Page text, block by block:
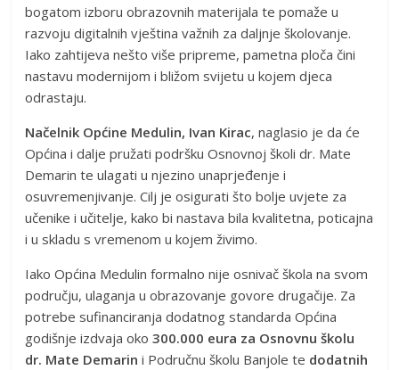
bogatom izboru obrazovnih materijala te pomaže u
razvoju digitalnih vještina važnih za daljnje školovanje.
Iako zahtijeva nešto više pripreme, pametna ploča čini
nastavu modernijom i bližom svijetu u kojem djeca
odrastaju.
Načelnik Općine Medulin, Ivan Kirac, naglasio je da će
Općina i dalje pružati podršku Osnovnoj školi dr. Mate
Demarin te ulagati u njezino unaprjeđenje i
osuvremenjivanje. Cilj je osigurati što bolje uvjete za
učenike i učitelje, kako bi nastava bila kvalitetna, poticajna
i u skladu s vremenom u kojem živimo.
Iako Općina Medulin formalno nije osnivač škola na svom
području, ulaganja u obrazovanje govore drugačije. Za
potrebe sufinanciranja dodatnog standarda Općina
godišnje izdvaja oko300.000 eura za Osnovnu školu
dr. Mate Demarin i Područnu školu Banjole te dodatnih